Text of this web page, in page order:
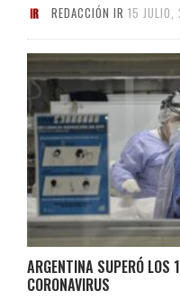
REDACCIÓN IR 15 JULIO,
ARGENTINA SUPERÓ LOS
CORONAVIRUS